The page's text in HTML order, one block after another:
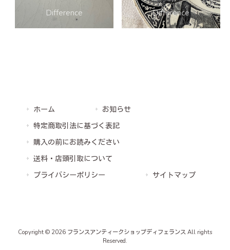
ホーム
お知らせ
特定商取引法に基づく表記
購入の前にお読みください
送料・店頭引取について
プライバシーポリシー
サイトマップ
Copyright © 2026 フランスアンティークショップディフェランス All rights
Reserved.